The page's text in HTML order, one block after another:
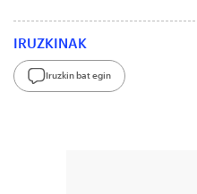
IRUZKINAK
Iruzkin bat egin